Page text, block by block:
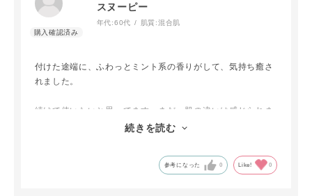
スヌーピー
年代:60代 肌質:混合肌
付けた途端に、ふわっとミント系の香りがして、気持ち癒さ
れました。
続けて使いたいと思ってます。まだ、肌の違いは感じられま
せんが、続ける事で、すこやかな肌をキープできそうで、楽
続きを読む
参考になった 0 Like! 0